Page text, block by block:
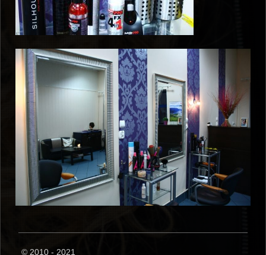
© 2010 - 2021